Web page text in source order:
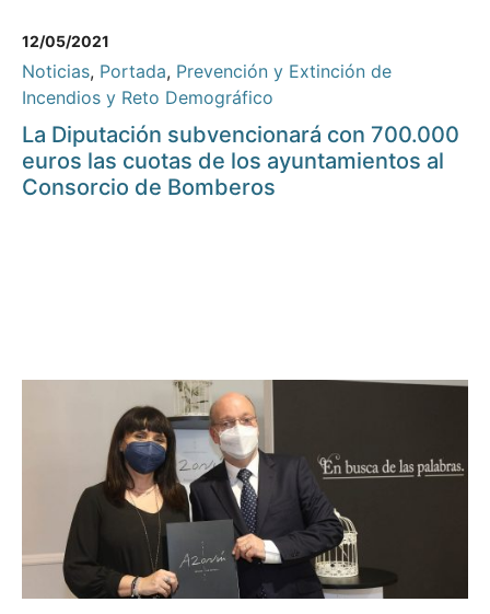
12/05/2021
Noticias, Portada, Prevención y Extinción de
Incendios y Reto Demográfico
La Diputación subvencionará con 700.000
euros las cuotas de los ayuntamientos al
Consorcio de Bomberos